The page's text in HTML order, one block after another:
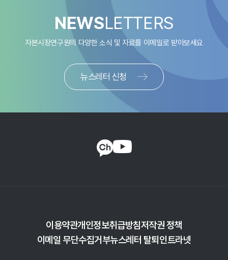
나타나고 있는데, 향후 금융투자소득세가 도입되면 최소한
신규저축에 대해서는 실적배당형자산의 배분 비중이 지금보다
더 커질 것으로 예상된다. 자산운용사들의 입장에서는
목표시장이 커지는 긍정적 효과가 기대되는 반면, 계좌를 직접
판매할 수 없는 이유로 인해 판매채널 종속화가 더 심해질 수도
있다. 세제혜택계좌의 장기적이고 체계적인 투자성격을 고려해
맞춤형 자산배분 서비스의 본격적인 준비가 필요하다. 저비용
상품의 혁신과 원활한 공급 역시 중요하다. 장기적으로는 대형
자산운용사를 중심으로 세제혜택계좌를 직접 판매하고 맞춤형
자산운용 서비스 및 상품을 제공하는 방향으로의 업무범위
대체투자펀드 수요 확대 등의 변화를 꼽을 수 있다. 공급자
측면의 변화, 즉 새롭게 부상하는 시장으로의 자산운용사
목표시장 이동도 시장의 구조적 변화로 볼 수 있다. 몇 가지
지표 추정을 통해 액티브 주식형펀드 운용성과 제고와
운용자산 확보를 위한 자산운용사들의 대응 노력을 측정해 본
결과, 시장침체를 타개하기 위한 적극적인 움직임이 포착되지
않았다. 이러한 현상은 ETF, 사모펀드, 투자일임 등 새로운
시장에 집중할 수 있는 여력이 상대적으로 더 큰 대형사들에서
두드러지게 나타났다. 액티브 주식형펀드의 운용성과를
제고하더라도 운용자산 유출을 피할 수 없다는 현실적인
강력한 리서치 기능과 현장 탐방에 기반한 기업분석은
액티브펀드의 운용성과를 제고하는데 있어서 여전히 중요하다.
필요하다.
간 이해상충 문제를 꼽을 수 있으며 이는 더 나아가
판매보수율의 상향 평준화, 저비용펀드 상품의 경쟁력 부재 등
다른 문제들을 일으키기도 한다. 그 밖에도 판매사 간 경쟁
제한, 서비스와 비용 사이의 불일치 등의 현상이 국내 공모펀드
산업 성장을 저해하고 있다. 국내 판매시장의 문제를 해결하는
방안은 다음과 같다. 첫째, 판매사가 판매보수를 펀드 재산이
아닌 고객으로부터 직접 수취토록 하는 것이다. 이러한
해결책은 영국, 네덜란드, 호주 등 몇몇 국가에서 이미 시행되고
있으며 고객과 판매사 간 이해상충 문제를 해결하는데 특히
비용의 언번들링을 통해 판매 서비스와 비용 간의 시점 일치를
이루는 것이다. 서비스 속성에 부합하도록 서비스-비용 간
NEWSLETTERS
자본시장연구원의 다양한 소식 및 자료를 이메일로 받아보세요
뉴스레터 신청
이용약관개인정보취급방침저작권 정책
이메일 무단수집거부뉴스레터 탈퇴 인트라넷